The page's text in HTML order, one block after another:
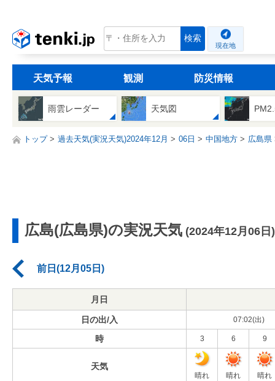
tenki.jp 検索
現在地
天気予報 観測 防災情報
雨雲レーダー 天気図
トップ 過去天気(実況天気)2024年12月 06日 中国地方 広島県
広島(広島県)の実況天気 (2024年12月06日)
前日(12月05日)
月日
日の出/入 07:02(出)
時 3 6 9
天気
晴れ 晴れ 晴れ